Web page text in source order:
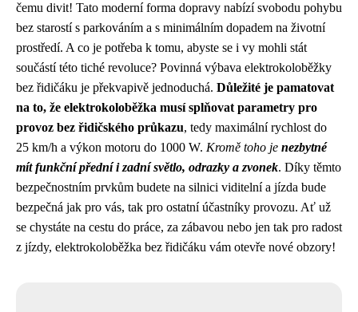
čemu divit! Tato moderní forma dopravy nabízí svobodu pohybu
bez starostí s parkováním a s minimálním dopadem na životní
prostředí. A co je potřeba k tomu, abyste se i vy mohli stát
součástí této tiché revoluce? Povinná výbava elektrokoloběžky
bez řidičáku je překvapivě jednoduchá. Důležité je pamatovat
na to, že elektrokoloběžka musí splňovat parametry pro
provoz bez řidičského průkazu, tedy maximální rychlost do
25 km/h a výkon motoru do 1000 W. Kromě toho je nezbytné
mít funkční přední i zadní světlo, odrazky a zvonek. Díky těmto
bezpečnostním prvkům budete na silnici viditelní a jízda bude
bezpečná jak pro vás, tak pro ostatní účastníky provozu. Ať už
se chystáte na cestu do práce, za zábavou nebo jen tak pro radost
z jízdy, elektrokoloběžka bez řidičáku vám otevře nové obzory!